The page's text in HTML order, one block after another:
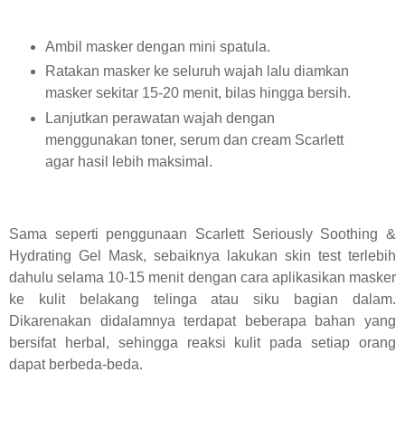
Ambil masker dengan mini spatula.
Ratakan masker ke seluruh wajah lalu diamkan
masker sekitar 15-20 menit, bilas hingga bersih.
Lanjutkan perawatan wajah dengan
menggunakan toner, serum dan cream Scarlett
agar hasil lebih maksimal.
Sama seperti penggunaan Scarlett Seriously Soothing &
Hydrating Gel Mask, sebaiknya lakukan skin test terlebih
dahulu selama 10-15 menit dengan cara aplikasikan masker
ke kulit belakang telinga atau siku bagian dalam.
Dikarenakan didalamnya terdapat beberapa bahan yang
bersifat herbal, sehingga reaksi kulit pada setiap orang
dapat berbeda-beda.